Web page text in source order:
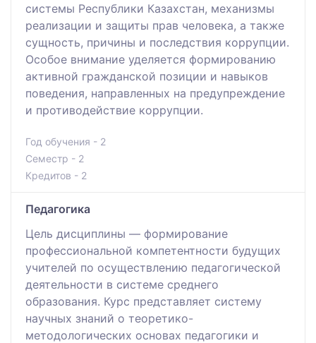
системы Республики Казахстан, механизмы
реализации и защиты прав человека, а также
сущность, причины и последствия коррупции.
Особое внимание уделяется формированию
активной гражданской позиции и навыков
поведения, направленных на предупреждение
и противодействие коррупции.
Год обучения - 2
Семестр - 2
Кредитов - 2
Педагогика
Цель дисциплины — формирование
профессиональной компетентности будущих
учителей по осуществлению педагогической
деятельности в системе среднего
образования. Курс представляет систему
научных знаний о теоретико-
методологических основах педагогики и